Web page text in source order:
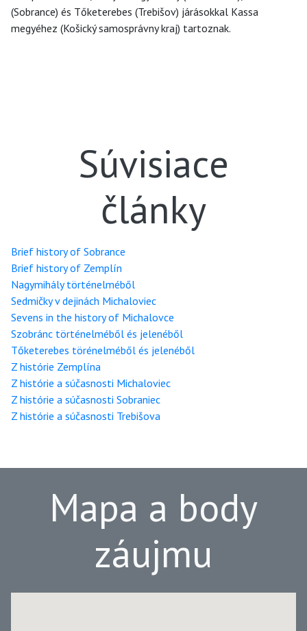
(Sobrance) és Tőketerebes (Trebišov) járásokkal Kassa
megyéhez (Košický samosprávny kraj) tartoznak.
Súvisiace
články
Brief history of Sobrance
Brief history of Zemplín
Nagymihály történelméből
Sedmičky v dejinách Michaloviec
Sevens in the history of Michalovce
Szobránc történelméből és jelenéből
Tőketerebes törénelméből és jelenéből
Z histórie Zemplína
Z histórie a súčasnosti Michaloviec
Z histórie a súčasnosti Sobraniec
Z histórie a súčasnosti Trebišova
Mapa a body
záujmu